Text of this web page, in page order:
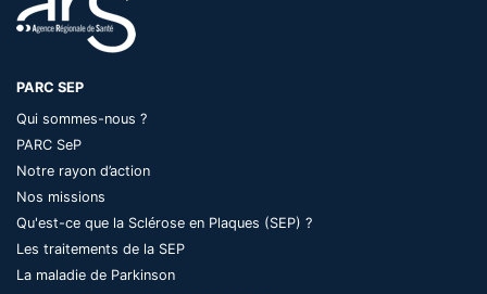
PARC SEP
Qui sommes-nous ?
PARC SeP
Notre rayon d’action
Nos missions
Qu'est-ce que la Sclérose en Plaques (SEP) ?
Les traitements de la SEP
La maladie de Parkinson